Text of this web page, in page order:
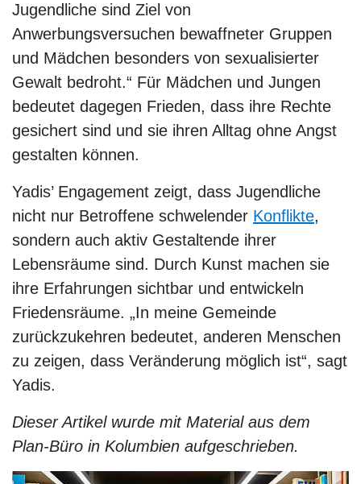
Jugendliche sind Ziel von
Anwerbungsversuchen bewaffneter Gruppen
und Mädchen besonders von sexualisierter
Gewalt bedroht.“ Für Mädchen und Jungen
bedeutet dagegen Frieden, dass ihre Rechte
gesichert sind und sie ihren Alltag ohne Angst
gestalten können.
Yadis’ Engagement zeigt, dass Jugendliche
nicht nur Betroffene schwelender Konflikte,
sondern auch aktiv Gestaltende ihrer
Lebensräume sind. Durch Kunst machen sie
ihre Erfahrungen sichtbar und entwickeln
Friedensräume. „In meine Gemeinde
zurückzukehren bedeutet, anderen Menschen
zu zeigen, dass Veränderung möglich ist“, sagt
Yadis.
Dieser Artikel wurde mit Material aus dem
Plan-Büro in Kolumbien aufgeschrieben.